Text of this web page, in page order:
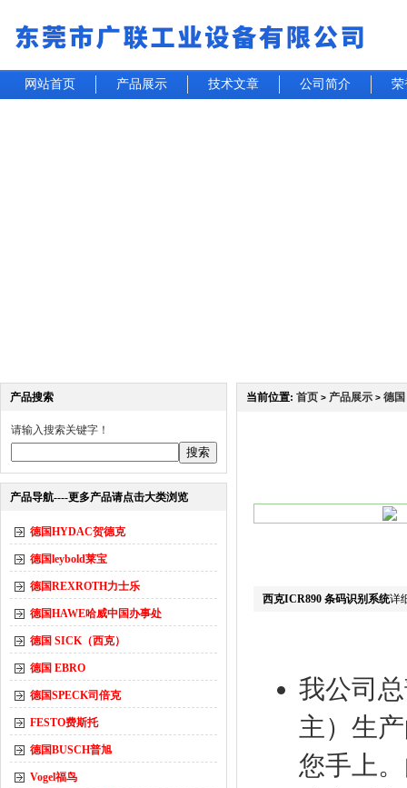
网站首页 产品展示 技术文章 公司简介 荣
产品搜索
请输入搜索关键字！
产品导航----更多产品请点击大类浏览
德国HYDAC贺德克
德国leybold莱宝
德国REXROTH力士乐
德国HAWE哈威中国办事处
德国 SICK（西克）
德国 EBRO
德国SPECK司倍克
FESTO费斯托
德国BUSCH普旭
Vogel福鸟
当前位置: 首页 > 产品展示 > 德
西克ICR890 条码识别系统详
我公司
主）生
您手上